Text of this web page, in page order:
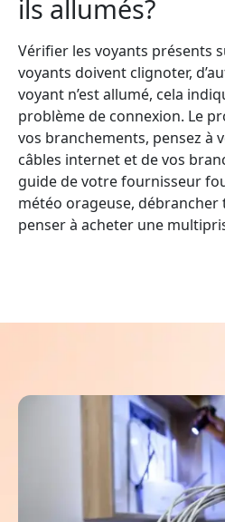
ils allumés?
Vérifier les voyants présents
voyants doivent clignoter,
voyant n’est allumé, cela
problème de connexion. Le
vos branchements, pensez à
câbles internet et de vos
guide de votre fournisseur
météo orageuse, débrancher
penser à acheter une